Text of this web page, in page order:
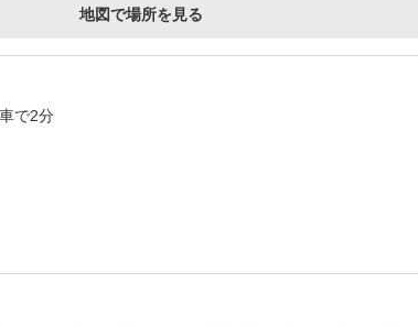
地図で場所を見る
で2分